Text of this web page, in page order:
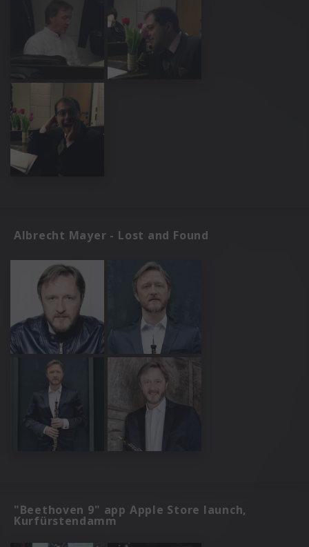
Albrecht Mayer - Lost and Found
"Beethoven 9" app Apple Store launch,
Kurfürstendamm